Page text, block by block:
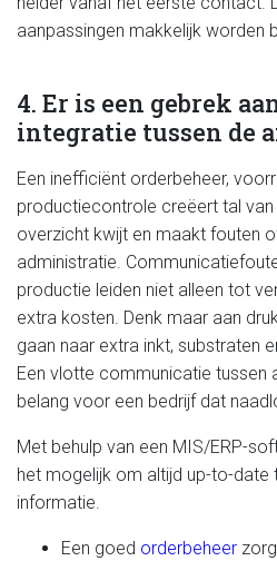
aanpassingen makkelijk worden
4. Er is een gebrek
integratie tussen de
Een inefficiënt orderbeheer,
productiecontrole creëert tal
overzicht kwijt en maakt fouten
administratie.
productie leiden niet alleen tot
extra kosten. Denk maar aan
gaan naar extra inkt, substraten
Een vlotte communicatie tussen
belang voor een bedrijf dat
Met behulp van een MIS/ERP-
het mogelijk om altijd up-to-date
informatie.
Een goed orderbeheer